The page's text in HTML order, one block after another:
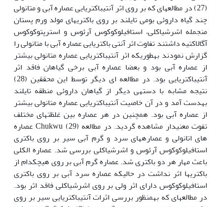
(27) در مطالعه‏ای که بر روی اثر آنتی‏باکتریایی عصاره آبی و متانولی
چند گیاه داروئی بومی تایلند بر روی باکتری‏های مولد ورم پستان
منجمله اشرشیاکلی، استافیلوکوکوس آرئوس و استرپتوکوکوس
آگالاکتیه داشتند تفاوت اثر آنتی باکتریایی عصاره آبی با متانولی را
گزارش نمودند به‏طوری‏که اثر آنتی‏باکتریایی عصاره متانولی بیشتر
از عصاره آبی بود و بعضا عصاره آبی برخی گیاهان فاقد اثر
آنتی‏باکتریایی بود. در مطالعه ای دیگر توسط این محققین (28)
نتیجه مشابه با دسته‏ی دیگر از گیاهان داروئی منطقه تایلند
به‏دست آمد و در آن خاصیت آنتی‏باکتریایی عصاره متانولی بیشتر
از عصاره آبی بود. همچنین در هر عصاره بین غلظت‏های مختلف
تفوت معنی‏دار مشاهده گردید. در مطالعه Chukwu (29) عصاره
های اتانولی و عصاره‏های سرد و گرم آبی سیر بر روی باکتری
استافیلوکوکوس آرئوس و اشرشیاکلی بررسی شد. عصاره الکلی
باعث مهار هر دو باکتری شد. عصاره گرم آبی بر روی هیچکدام از
باکتری‏ها اثر نداشت در حالی‏که عصاره سرد آبی بر روی باکتری
استافیلوکوکوس دارای اثر ولی بر روی اشرشیاکلی فاقد اثر بود.
در مطالعه‏ای که به‏منظور بررسی اثرات آنتی‏باکتریایی سیر بر روی